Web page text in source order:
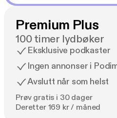
Premium Plus
100 timer lydbøker
Eksklusive podkaster
Ingen annonser i
Avslutt når som helst
Prøv gratis i 30 dager
Deretter 169 kr / måned